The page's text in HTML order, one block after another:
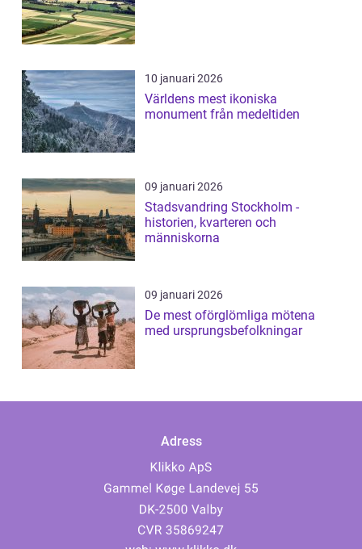
10 januari 2026
Världens mest ikoniska
monument från medeltiden
09 januari 2026
Stadsvandring Stockholm -
historien, kvarteren och
människorna
09 januari 2026
De mest oförglömliga mötena
med ursprungsbefolkningar
Adress